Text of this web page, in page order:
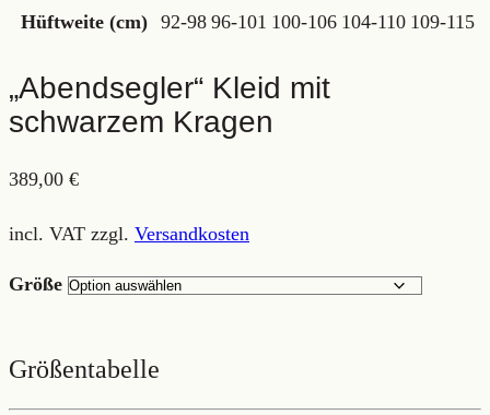
Hüftweite (cm) 92-98 96-101 100-106 104-110 109-115
„Abendsegler“ Kleid mit
schwarzem Kragen
389,00 €
incl. VAT zzgl. Versandkosten
Größe
Größentabelle